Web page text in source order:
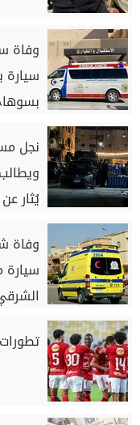
سيارة
نجل
يُثار
وفاة